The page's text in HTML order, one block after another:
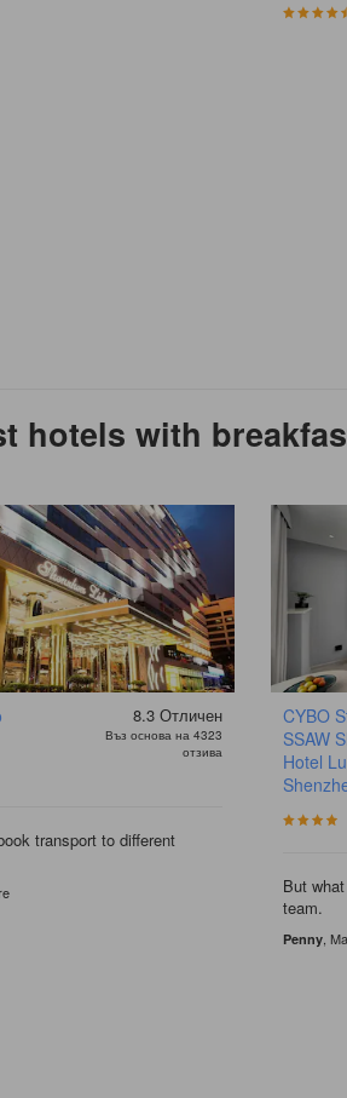
hotels with
8.3 Отличен
Въз основа на 4323
отзива
transport to different
CYBO
SSAW
Hotel
But
team.
Penny,